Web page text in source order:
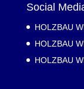
Social
HOLZBAU
HOLZBAU
HOLZBAU